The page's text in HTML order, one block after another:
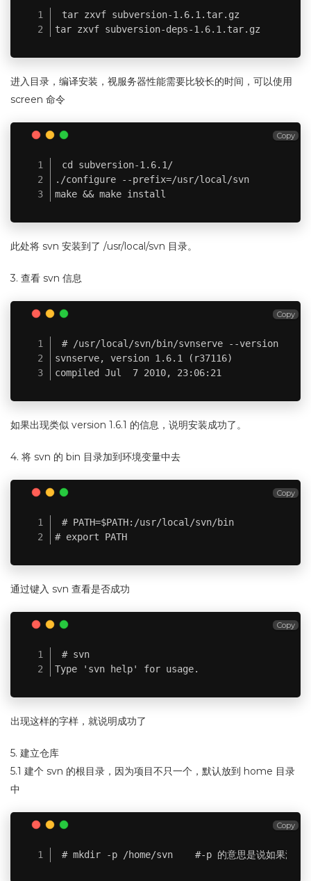
tar zxvf subversion-1.6.1.tar.gz
tar zxvf subversion-deps-1.6.1.tar.gz
进入目录，编译安装，视服务器性能需要比较长的时间，可以使用
screen 命令
cd subversion-1.6.1/
./configure --prefix=/usr/local/svn
make && make install
Copy
此处将 svn 安装到了 /usr/local/svn 目录。
3. 查看 svn 信息
# /usr/local/svn/bin/svnserve --version
svnserve, version 1.6.1 (r37116)
compiled Jul  7 2010, 23:06:21
Copy
如果出现类似 version 1.6.1 的信息，说明安装成功了。
4. 将 svn 的 bin 目录加到环境变量中去
# PATH=$PATH:/usr/local/svn/bin
# export PATH
Copy
通过键入 svn 查看是否成功
# svn
Type 'svn help' for usage.
Copy
出现这样的字样，就说明成功了
5. 建立仓库
5.1 建个 svn 的根目录，因为项目不只一个，默认放到 home 目录
中
# mkdir -p /home/svn    #-p 的意思是说如果没有
Copy